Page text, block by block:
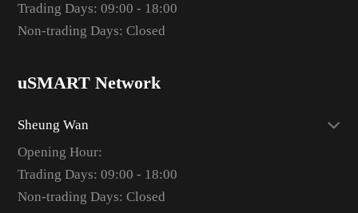
Trading Days: 09:00 - 18:00
Non-trading Days: Closed
uSMART Network
Sheung Wan
Opening Hour:
Trading Days: 09:00 - 18:00
Non-trading Days: Closed